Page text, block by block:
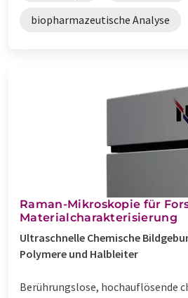
biopharmazeutische Analyse
Raman-Mikroskopie für
Materialcharakterisierung
Ultraschnelle Chemische
Polymere und Halbleiter
Berührungslose, hochauflösende